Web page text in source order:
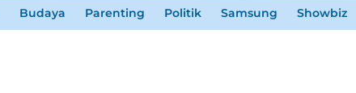
Budaya Parenting Politik Samsung Showbiz